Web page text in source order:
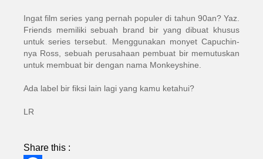
Ingat film series yang pernah populer di tahun 90an? Yaz.
Friends memiliki sebuah brand bir yang dibuat khusus
untuk series tersebut. Menggunakan monyet Capuchin-
nya Ross, sebuah perusahaan pembuat bir memutuskan
untuk membuat bir dengan nama Monkeyshine.
Ada label bir fiksi lain lagi yang kamu ketahui?
LR
Share this :